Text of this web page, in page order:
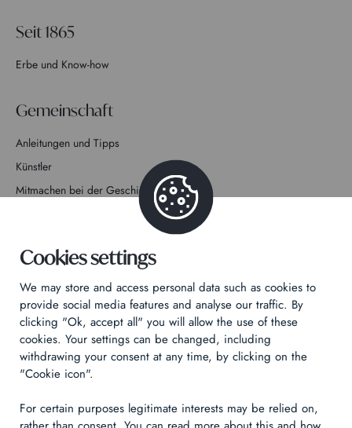
Seit 1865
Erbe und Know-how
Gemeinschaft
Anleitungen und Tipps
Künstler
Mitmachen bei der Geschichte
Datenschutzrichtlinie
Rechtliche Hinweise
Technical & Legal informations
Made byIzhak
Cookies settings
We may store and access personal data such as cookies to
provide social media features and analyse our traffic. By
clicking "Ok, accept all" you will allow the use of these
cookies. Your settings can be changed, including
withdrawing your consent at any time, by clicking on the
"Cookie icon".
For certain purposes legitimate interests may be relied on,